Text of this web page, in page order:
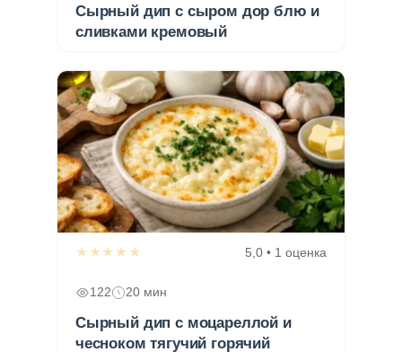
Сырный дип с сыром дор блю и
сливками кремовый
★★★★★ 5,0 • 1 оценка
122 20 мин
Сырный дип с моцареллой и
чесноком тягучий горячий